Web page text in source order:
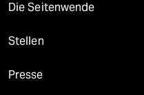
Die Seitenwende
Stellen
Presse